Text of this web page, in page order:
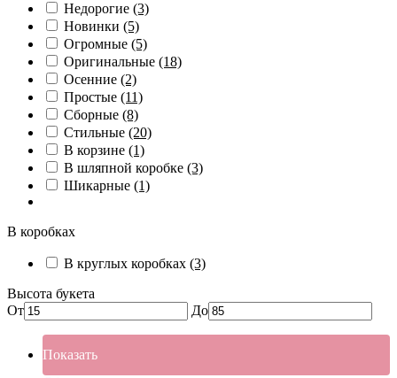
Недорогие (3)
Новинки (5)
Огромные (5)
Оригинальные (18)
Осенние (2)
Простые (11)
Сборные (8)
Стильные (20)
В корзине (1)
В шляпной коробке (3)
Шикарные (1)
В коробках
В круглых коробках (3)
Высота букета
От
До
Показать